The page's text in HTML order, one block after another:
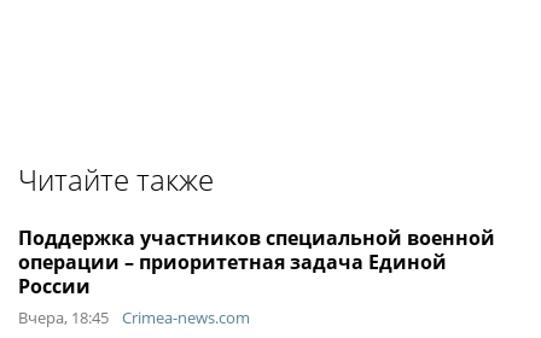
Читайте также
Поддержка участников специальной военной
операции – приоритетная задача Единой
России
Вчера, 18:45 Crimea-news.com